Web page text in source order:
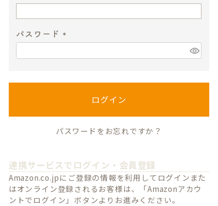
パスワード
必
ログイン
パスワードをお忘れですか？
連携サービスでログイン・会員登録
Amazon.co.jpにご登録の情報を利用してログインまた
はオンライン登録されるお客様は、「Amazonアカウ
ントでログイン」ボタンよりお進みください。